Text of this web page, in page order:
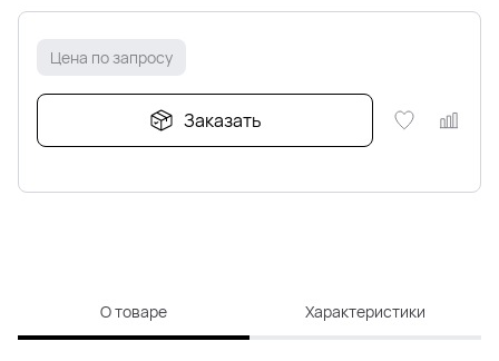
Цена по запросу
Заказать
О товаре Характеристики